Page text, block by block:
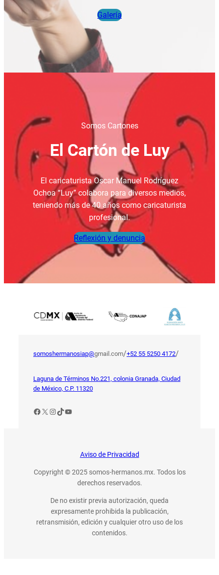
Galería
Somos Cartones
El Cartón de Luy
El caricaturista Oscar Manuel Rodríguez
Ochoa “Luy” colabora para diversos medios,
teniendo más de 40 años como caricaturista
profesional.
Reflexión y denuncia
somoshermanosiap@gmail.com/+52 55 5250 4172/
Laguna de Términos No.221, colonia Granada, Ciudad
de México, C.P. 11320
Facebook
X Instagram
TikTok
YouTube
Aviso de Privacidad
Copyright © 2025 somos-hermanos.mx. Todos los
derechos reservados.
De no existir previa autorización, queda
expresamente prohibida la publicación,
retransmisión, edición y cualquier otro uso de los
contenidos.